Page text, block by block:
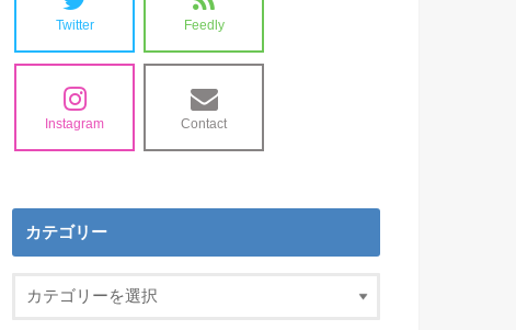
Twitter Feedly
Instagram Contact
カテゴリー